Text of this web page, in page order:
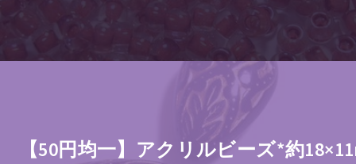
【50円均一】アクリルビーズ*約